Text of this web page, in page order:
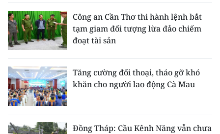
Công an Cần Thơ thi hành lệnh bắt
tạm giam đối tượng lừa đảo chiếm
đoạt tài sản
Tăng cường đối thoại, tháo gỡ khó
khăn cho người lao động Cà Mau
Đồng Tháp: Cầu Kênh Năng vẫn chưa